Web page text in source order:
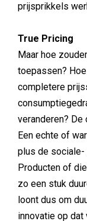
prijsprikkels
True Pricing
Maar hoe
toepassen?
completere
veranderen? De
Een echte of
plus de sociale-
Producten of
zo een stuk
loont dus om
innovatie op dat